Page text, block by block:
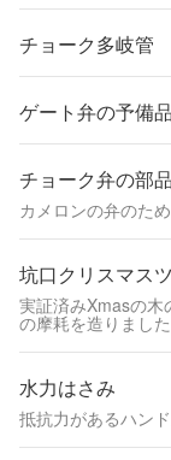
チョーク多岐管
ゲート弁の予備品
チョーク弁の部品
カメロンの弁のた
坑口クリスマス
実証済みXmasの木
の摩耗を造りました
水力はさみ
抵抗力があるハン